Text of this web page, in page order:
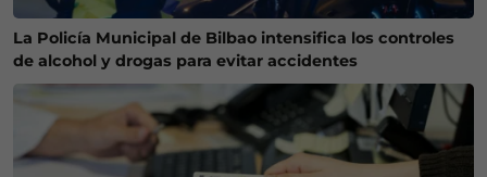
La Policía Municipal de Bilbao intensifica los controles
de alcohol y drogas para evitar accidentes